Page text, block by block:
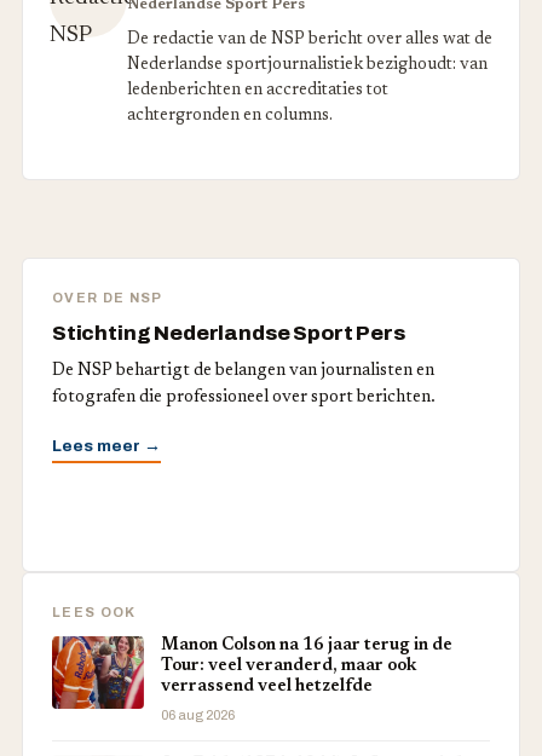
Nederlandse Sport Pers
De redactie van de NSP bericht over alles wat de
Nederlandse sportjournalistiek bezighoudt: van
ledenberichten en accreditaties tot
achtergronden en columns.
OVER DE NSP
Stichting Nederlandse Sport Pers
De NSP behartigt de belangen van journalisten en
fotografen die professioneel over sport berichten.
Lees meer →
LEES OOK
Manon Colson na 16 jaar terug in de
Tour: veel veranderd, maar ook
verrassend veel hetzelfde
06 aug 2026